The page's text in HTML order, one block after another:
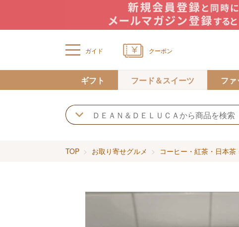
ガイド クーポン
ギフト フード＆スイーツ ファ
TOP お取り寄せグルメ コーヒー・紅茶・日本茶